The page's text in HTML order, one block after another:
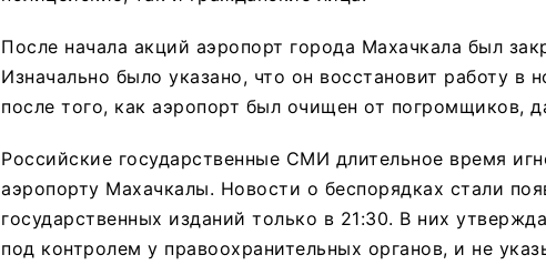
После начала акций аэропорт города Махачкала был
Изначально было указано, что он восстановит работу в
после того, как аэропорт был очищен от погромщиков,
Российские государственные СМИ длительное время
аэропорту Махачкалы. Новости о беспорядках стали
государственных изданий только в 21:30. В них
под контролем у правоохранительных органов, и не